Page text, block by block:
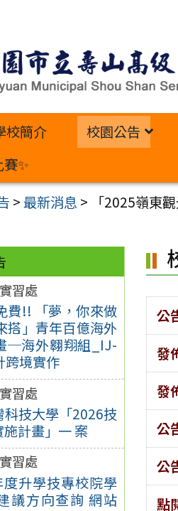
校簡介 校園公告
✨
>最新消息 > 「2025嶺東
實習處
費!! 「夢，你來做
」青年百億海外
─海外翱翔組_IJ-
跨境實作
實習處
技大學「2026技
計畫」一 案
實習處
升學技專校院學
議方向查詢 網站
公
發
發
公
公
點